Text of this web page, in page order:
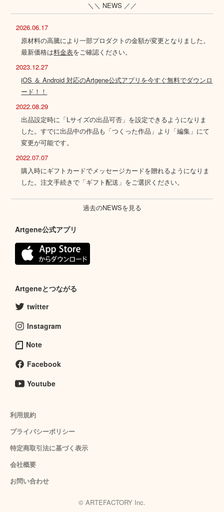
＼＼ NEWS ／／
2026.06.17
原材料の高騰により一部プロダクトの金額が変更となりました。
最新価格は料金表をご確認ください。
2023.12.27
iOS ＆ Android 対応のArtgene公式アプリを今すぐ無料でダウンロ
ード！！
2022.08.29
出品設定時に「Lサイズの出品可否」を設定できるようになりま
した。すでに出品中の作品も「つくった作品」より「編集」にて
変更が可能です。
2022.07.07
購入時にギフトカードでメッセージカードを贈れるようになりま
した。注文手続きで「ギフト配送」をご選択ください。
過去のNEWSを見る
Artgene公式アプリ
Artgeneとつながる
twitter
Instagram
Note
Facebook
Youtube
利用規約
プライバシーポリシー
特定商取引法に基づく表示
会社概要
お問い合わせ
© ARTEFACTORY Inc.